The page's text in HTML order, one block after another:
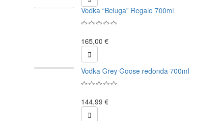
Vodka “Beluga” Regalo 700ml
165,00 €

Vodka Grey Goose redonda 700ml
144,99 €
